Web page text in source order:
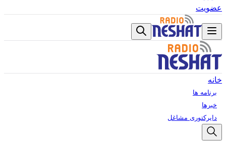
عضویت
خانه
برنامه ها
خبرها
دایرکتوری مشاغل